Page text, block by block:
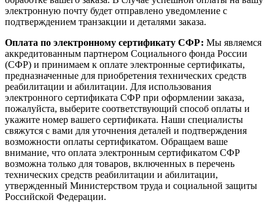
электронную почту будет отправлено уведомление с
подтверждением транзакции и деталями заказа.
Оплата по электронному сертификату СФР: Мы являемся
аккредитованным партнером Социального фонда России
(СФР) и принимаем к оплате электронные сертификаты,
предназначенные для приобретения технических средств
реабилитации и абилитации. Для использования
электронного сертификата СФР при оформлении заказа,
пожалуйста, выберите соответствующий способ оплаты и
укажите номер вашего сертификата. Наши специалисты
свяжутся с вами для уточнения деталей и подтверждения
возможности оплаты сертификатом. Обращаем ваше
внимание, что оплата электронным сертификатом СФР
возможна только для товаров, включенных в перечень
технических средств реабилитации и абилитации,
утвержденный Министерством труда и социальной защиты
Российской Федерации.